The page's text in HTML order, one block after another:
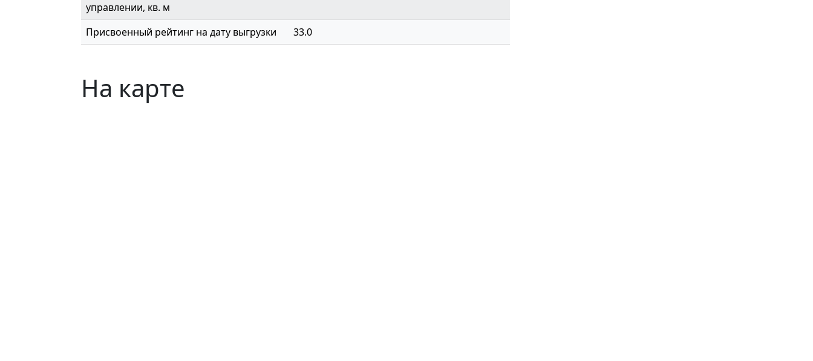
управлении, кв. м
Присвоенный рейтинг на дату выгрузки 33.0
На карте